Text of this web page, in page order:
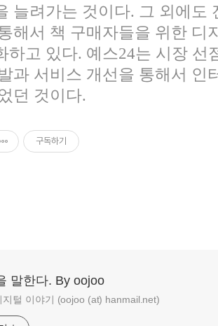
늘려가는 것이다. 그 외에도
해서 책 구매자들을 위한 디
하고 있다. 예스24는 시장 선
과 서비스 개선을 통해서 인
던 것이다.
구독하기
말한다. By oojoo
지털 이야기 (oojoo (at) hanmail.net)